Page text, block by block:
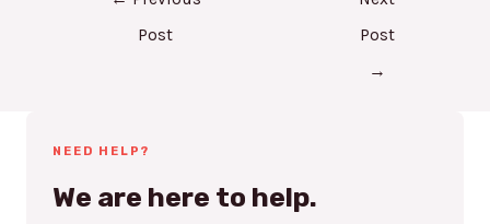
Post
Post
→
NEED HELP?
We are here to help.